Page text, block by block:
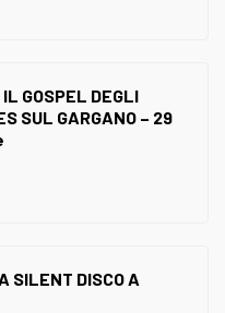
GOSPEL DEGLI
SUL GARGANO – 29
SILENT DISCO A